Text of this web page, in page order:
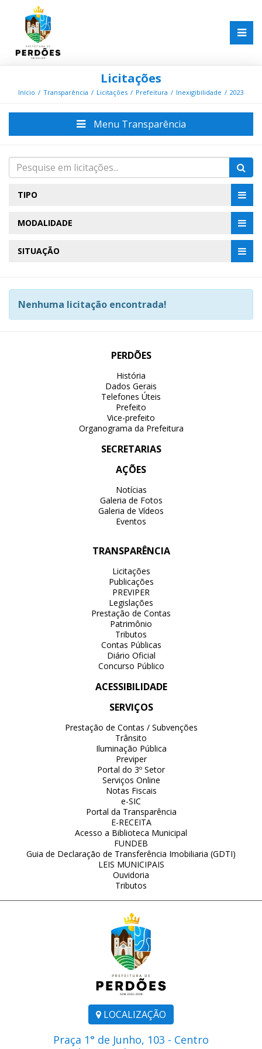
Licitações
Início Transparência Licitações Prefeitura Inexigibilidade 2023
Menu Transparência
TIPO
MODALIDADE
SITUAÇÃO
Nenhuma licitação encontrada!
LOCALIZAÇÃO
Praça 1° de Junho, 103 - Centro
PERDÕES
História
Dados Gerais
Telefones Úteis
Prefeito
Vice-prefeito
Organograma da Prefeitura
SECRETARIAS
AÇÕES
Notícias
Galeria de Fotos
Galeria de Vídeos
Eventos
TRANSPARÊNCIA
Licitações
Publicações
PREVIPER
Legislações
Prestação de Contas
Patrimônio
Tributos
Contas Públicas
Diário Oficial
Concurso Público
ACESSIBILIDADE
SERVIÇOS
Prestação de Contas / Subvenções
Trânsito
Iluminação Pública
Previper
Portal do 3º Setor
Serviços Online
Notas Fiscais
e-SIC
Portal da Transparência
E-RECEITA
Acesso a Biblioteca Municipal
FUNDEB
Guia de Declaração de Transferência Imobiliaria (GDTI)
LEIS MUNICIPAIS
Ouvidoria
Tributos